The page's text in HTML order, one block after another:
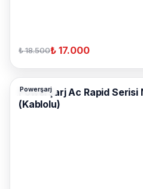
₺ 18.500₺ 17.000
Powerşarj
Powerşarj Ac Rapid Serisi
(Kablolu)